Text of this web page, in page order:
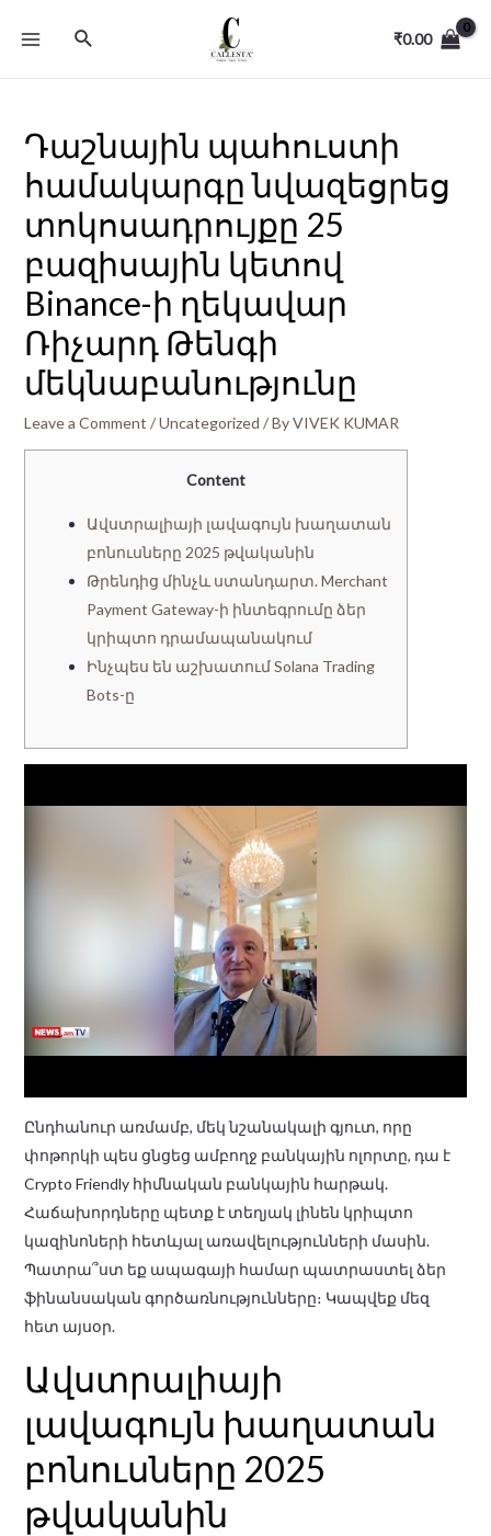
₹0.00
Դաշնային պահուստի
համակարգը նվազեցրեց
տոկոսադրույքը 25
բազիսային կետով
Binance-ի ղեկավար
Ռիչարդ Թենգի
մեկնաբանությունը
Leave a Comment /Uncategorized / ByVIVEK KUMAR
Content
Ավստրալիայի լավագույն խաղատան
բոնուսները 2025 թվականին
Թրենդից մինչև ստանդարտ. Merchant
Payment Gateway-ի ինտեգրումը ձեր
կրիպտո դրամապանակում
Ինչպես են աշխատում Solana Trading
Bots-ը
Ընդհանուր առմամբ, մեկ նշանակալի գյուտ, որը
փոթորկի պես ցնցեց ամբողջ բանկային ոլորտը, դա է
Crypto Friendly հիմնական բանկային հարթակ.
Հաճախորդները պետք է տեղյակ լինեն կրիպտո
կազինոների հետևյալ առավելությունների մասին.
Պատրա՞ստ եք ապագայի համար պատրաստել ձեր
ֆինանսական գործառնությունները։ Կապվեք մեզ
հետ այսօր.
Ավստրալիայի
լավագույն խաղատան
բոնուսները 2025
թվականին